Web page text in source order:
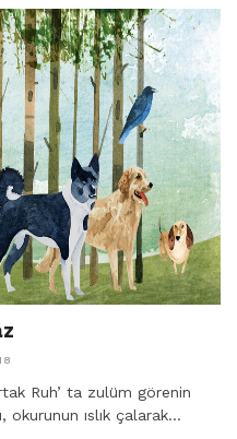
Ruh’ ta zulüm görenin
okurunun ıslık çalarak…